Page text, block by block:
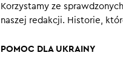
Korzystamy ze
naszej redakcji. Historie,
POMOC DLA UKRAINY